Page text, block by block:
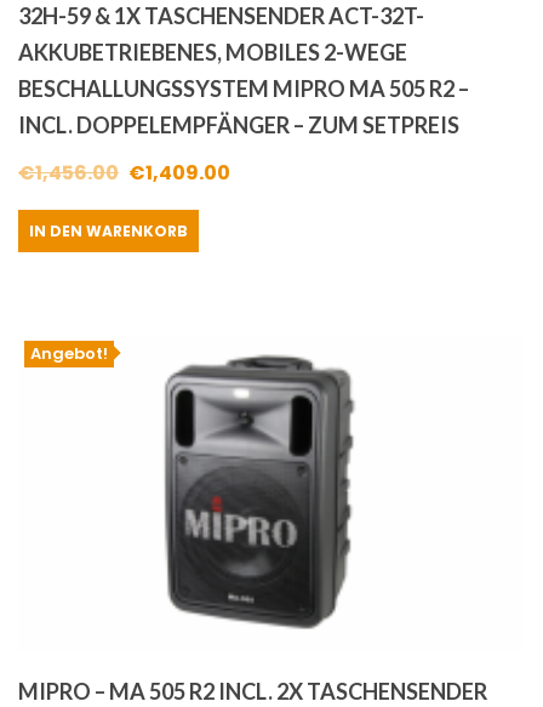
32H-59 & 1X TASCHENSENDER ACT-32T-
AKKUBETRIEBENES, MOBILES 2-WEGE
BESCHALLUNGSSYSTEM MIPRO MA 505 R2 –
INCL. DOPPELEMPFÄNGER – ZUM SETPREIS
€1,456.00 Ursprünglicher
Preis
war:
€1,409.00
IN DEN WARENKORB
Angebot!
MIPRO – MA 505 R2 INCL. 2X TASCHENSENDER